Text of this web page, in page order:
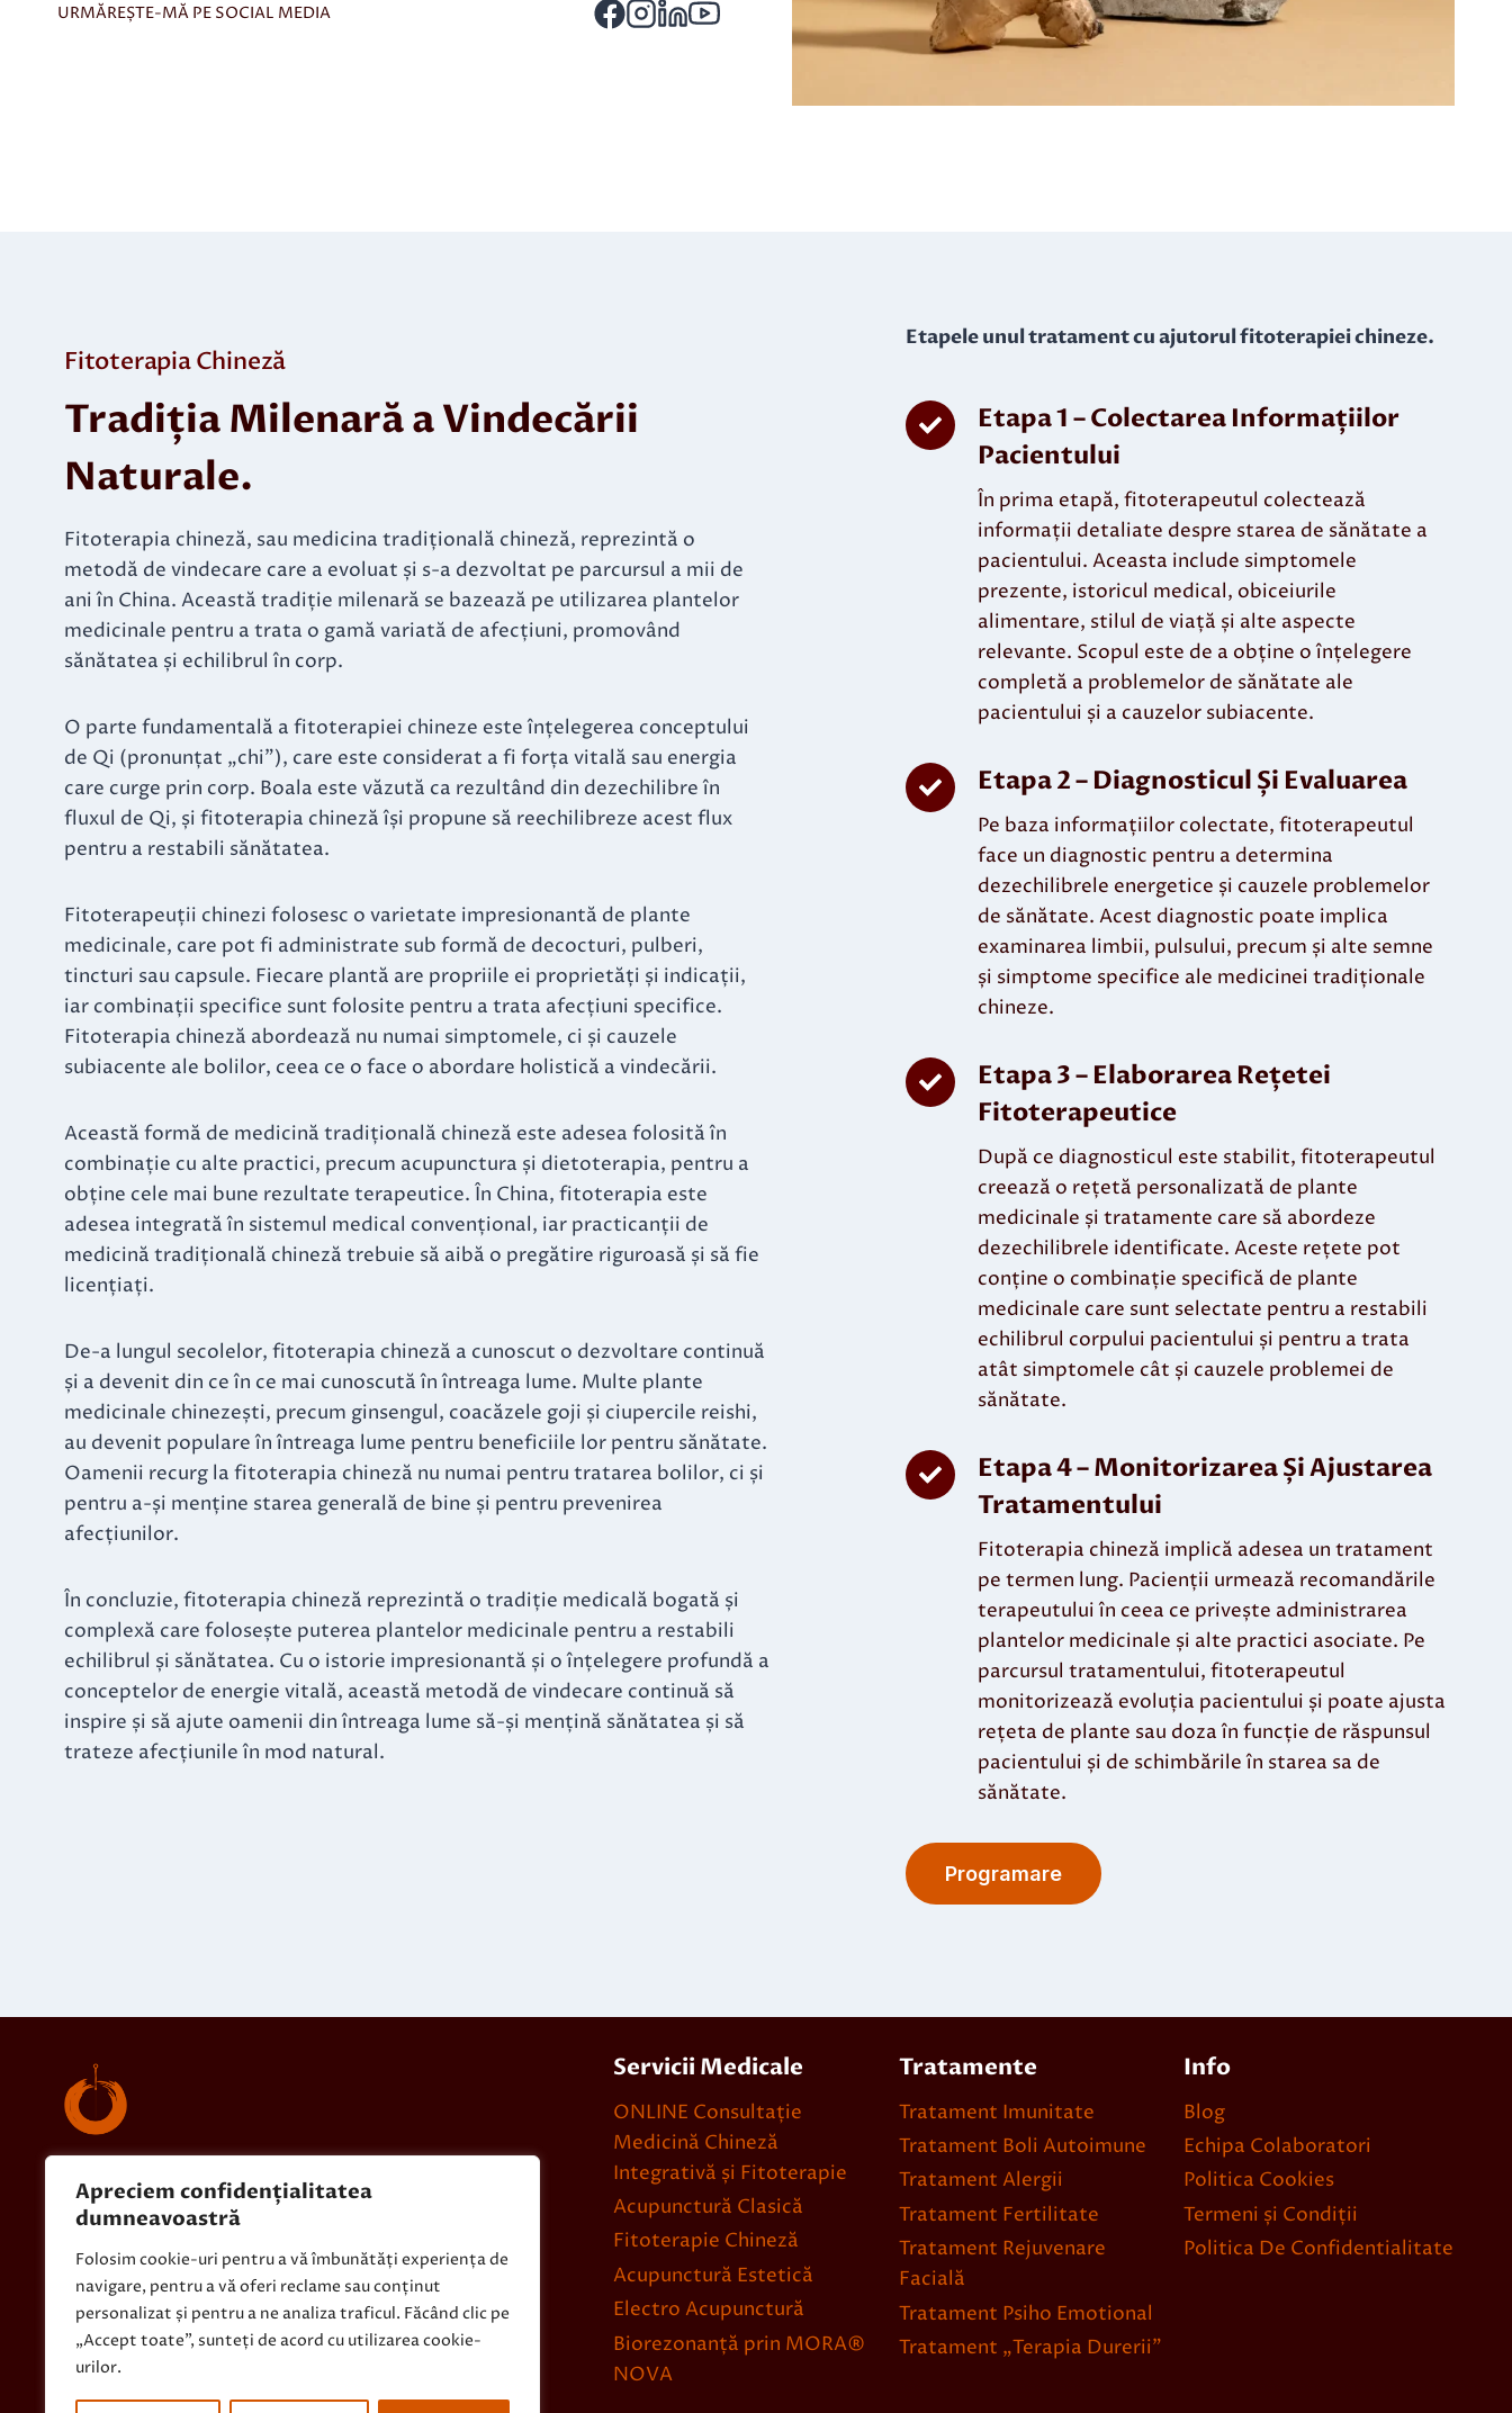
Apreciem confidențialitatea
dumneavoastră
Folosim cookie-uri pentru a vă îmbunătăți experiența de
navigare, pentru a vă oferi reclame sau conținut
personalizat și pentru a ne analiza traficul. Făcând clic pe
„Accept toate”, sunteți de acord cu utilizarea cookie-
urilor.
URMĂREȘTE-MĂ PE SOCIAL MEDIA
Fitoterapia Chineză
Tradiția Milenară a Vindecării
Naturale.
Fitoterapia chineză, sau medicina tradițională chineză, reprezintă o
metodă de vindecare care a evoluat și s-a dezvoltat pe parcursul a mii de
ani în China. Această tradiție milenară se bazează pe utilizarea plantelor
medicinale pentru a trata o gamă variată de afecțiuni, promovând
sănătatea și echilibrul în corp.
O parte fundamentală a fitoterapiei chineze este înțelegerea conceptului
de Qi (pronunțat „chi”), care este considerat a fi forța vitală sau energia
care curge prin corp. Boala este văzută ca rezultând din dezechilibre în
fluxul de Qi, și fitoterapia chineză își propune să reechilibreze acest flux
pentru a restabili sănătatea.
Fitoterapeuții chinezi folosesc o varietate impresionantă de plante
medicinale, care pot fi administrate sub formă de decocturi, pulberi,
tincturi sau capsule. Fiecare plantă are propriile ei proprietăți și indicații,
iar combinații specifice sunt folosite pentru a trata afecțiuni specifice.
Fitoterapia chineză abordează nu numai simptomele, ci și cauzele
subiacente ale bolilor, ceea ce o face o abordare holistică a vindecării.
Această formă de medicină tradițională chineză este adesea folosită în
combinație cu alte practici, precum acupunctura și dietoterapia, pentru a
obține cele mai bune rezultate terapeutice. În China, fitoterapia este
adesea integrată în sistemul medical convențional, iar practicanții de
medicină tradițională chineză trebuie să aibă o pregătire riguroasă și să fie
licențiați.
De-a lungul secolelor, fitoterapia chineză a cunoscut o dezvoltare continuă
și a devenit din ce în ce mai cunoscută în întreaga lume. Multe plante
medicinale chinezești, precum ginsengul, coacăzele goji și ciupercile reishi,
au devenit populare în întreaga lume pentru beneficiile lor pentru sănătate.
Oamenii recurg la fitoterapia chineză nu numai pentru tratarea bolilor, ci și
pentru a-și menține starea generală de bine și pentru prevenirea
afecțiunilor.
În concluzie, fitoterapia chineză reprezintă o tradiție medicală bogată și
complexă care folosește puterea plantelor medicinale pentru a restabili
echilibrul și sănătatea. Cu o istorie impresionantă și o înțelegere profundă a
conceptelor de energie vitală, această metodă de vindecare continuă să
inspire și să ajute oamenii din întreaga lume să-și mențină sănătatea și să
trateze afecțiunile în mod natural.
Etapele unul tratament cu ajutorul fitoterapiei chineze.
Etapa 1 –Colectarea Informațiilor
Pacientului
În prima etapă, fitoterapeutul colectează
informații detaliate despre starea de sănătate a
pacientului. Aceasta include simptomele
prezente, istoricul medical, obiceiurile
alimentare, stilul de viață și alte aspecte
relevante. Scopul este de a obține o înțelegere
completă a problemelor de sănătate ale
pacientului și a cauzelor subiacente.
Etapa 2 – Diagnosticul Și Evaluarea
Pe baza informațiilor colectate, fitoterapeutul
face un diagnostic pentru a determina
dezechilibrele energetice și cauzele problemelor
de sănătate. Acest diagnostic poate implica
examinarea limbii, pulsului, precum și alte semne
și simptome specifice ale medicinei tradiționale
chineze.
Etapa 3 – Elaborarea Rețetei
Fitoterapeutice
După ce diagnosticul este stabilit, fitoterapeutul
creează o rețetă personalizată de plante
medicinale și tratamente care să abordeze
dezechilibrele identificate. Aceste rețete pot
conține o combinație specifică de plante
medicinale care sunt selectate pentru a restabili
echilibrul corpului pacientului și pentru a trata
atât simptomele cât și cauzele problemei de
sănătate.
Etapa 4 –Monitorizarea Și Ajustarea
Tratamentului
Fitoterapia chineză implică adesea un tratament
pe termen lung. Pacienții urmează recomandările
terapeutului în ceea ce privește administrarea
plantelor medicinale și alte practici asociate. Pe
parcursul tratamentului, fitoterapeutul
monitorizează evoluția pacientului și poate ajusta
rețeta de plante sau doza în funcție de răspunsul
pacientului și de schimbările în starea sa de
sănătate.
Programare
Dr. Mihaela Florea - Acupunctură Medicală
Servicii Medicale
ONLINE Consultație
Medicină Chineză
Integrativă și Fitoterapie
Acupunctură Clasică
Fitoterapie Chineză
Acupunctură Estetică
Electro Acupunctură
Biorezonanță prin MORA®
NOVA
Tratamente
Tratament Imunitate
Tratament Boli Autoimune
Tratament Alergii
Tratament Fertilitate
Tratament Rejuvenare
Facială
Tratament Psiho Emotional
Tratament „Terapia Durerii”
Info
Blog
Echipa Colaboratori
Politica Cookies
Termeni și Condiții
Politica De Confidentialitate